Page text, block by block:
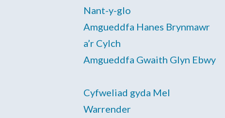
Nant-y-glo
Amgueddfa Hanes Brynmawr
a’r Cylch
Amgueddfa Gwaith Glyn Ebwy
Cyfweliad gyda Mel
Warrender